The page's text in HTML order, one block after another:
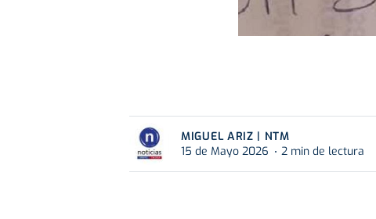
MIGUEL ARIZ | NTM
15 de Mayo 2026
2 min de lectura